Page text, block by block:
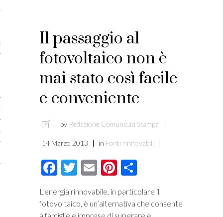
è l’article marketing
e stile di scrittura
per i publishers
Il passaggio al
fotovoltaico non è
mai stato così facile
e conveniente
by Redazione Comunicati Stampa
14 Marzo 2013 in Fonti rinnovabili
Facebook
Twitter
EmailPinterest
L’energia rinnovabile, in particolare il
fotovoltaico, è un’alternativa che consente